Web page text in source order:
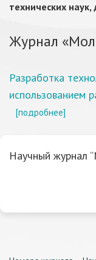
технических наук,
Журнал
Разработка
использованием
[подробнее]
Научный журнал